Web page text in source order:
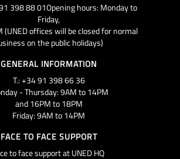
398 88 01Opening hours: Monday to
Friday,
(UNED offices will be closed for normal
on the public holidays)
GENERAL INFORMATION
T.: +34 91 398 66 36
- Thursday: 9AM to 14PM
and 16PM to 18PM
Friday: 9AM to 14PM
FACE TO FACE SUPPORT
to face support at UNED HQ